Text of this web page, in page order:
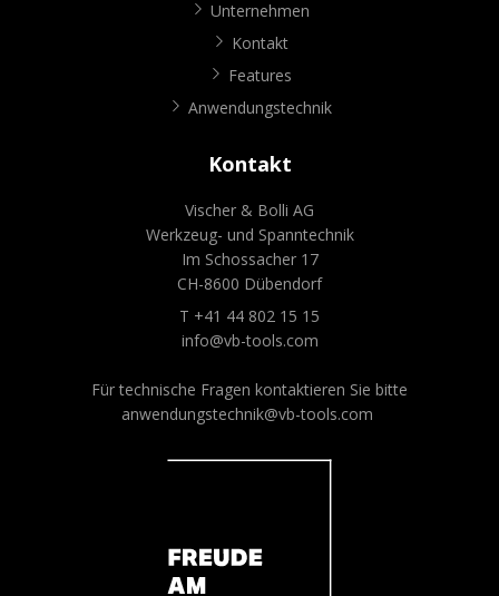
Unternehmen
Kontakt
Features
Anwendungstechnik
Kontakt
Vischer & Bolli AG
Werkzeug- und Spanntechnik
Im Schossacher 17
CH-8600 Dübendorf
T +41 44 802 15 15
info@vb-tools.com
Für technische Fragen kontaktieren Sie bitte
anwendungstechnik@vb-tools.com